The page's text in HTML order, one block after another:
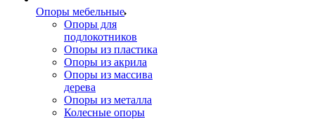
Опоры мебельные
Опоры для
подлокотников
Опоры из пластика
Опоры из акрила
Опоры из массива
дерева
Опоры из металла
Колесные опоры